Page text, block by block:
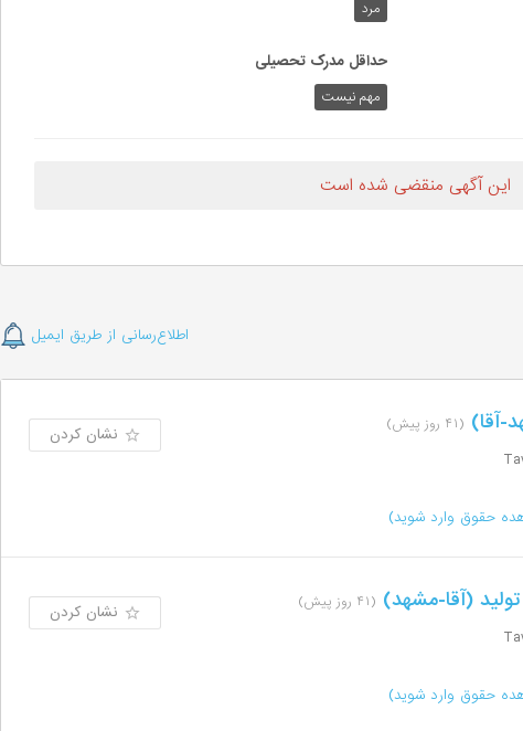
مرد
حداقل مدرک تحصیلی
مهم نیست
این آگهی منقضی شده است
اطلاع‌رسانی از طریق ایمیل
آقا) (۴۱ روز پیش)
حقوق وارد شوید)
نشان کردن
(آقا-مشهد) (۴۱ روز پیش)
حقوق وارد شوید)
نشان کردن